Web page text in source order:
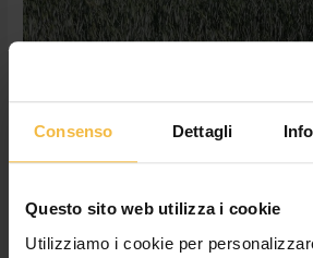
Consenso Dettagli
Questo sito web utilizza i cookie
Utilizziamo i cookie per
Miscugli Autunnali
l’innovazione continua
Primosilo
News,Non categorizzato/